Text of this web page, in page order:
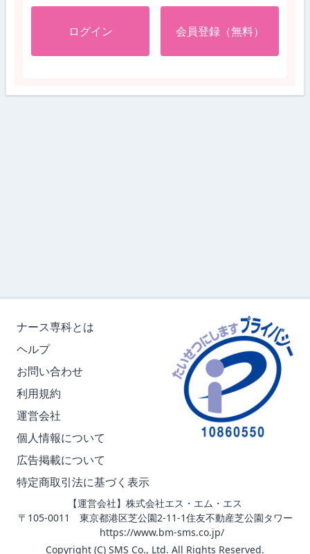
ログイン 会員登録（無料）
ナース専科とは
ヘルプ
お問い合わせ
利用規約
運営会社
個人情報について
広告掲載について
特定商取引法に基づく表示
【運営会社】株式会社エス・エム・エス
〒105-0011 東京都港区芝公園2-11-1住友不動産芝公園タワー
https://www.bm-sms.co.jp/
Copyright (C) SMS Co., Ltd. All Rights Reserved.